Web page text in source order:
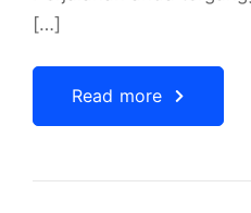
[…]
Read more